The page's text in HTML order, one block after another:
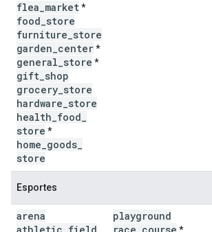
flea market*
food store
furniture store
garden center*
general store *
gift shop
grocery store
hardware store
health food
store *
home goods
store
Esportes
arena
playground